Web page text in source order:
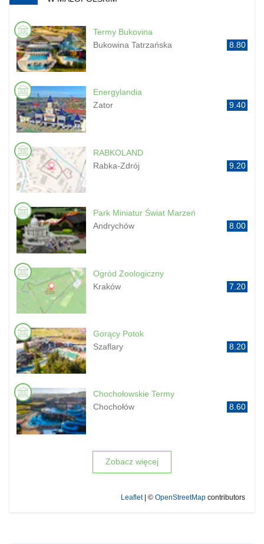
Termy Bukovina
Bukowina Tatrzańska
8.80
Energylandia
Zator
9.40
RABKOLAND
Rabka-Zdrój
9.20
Park Miniatur Świat Marzeń
Andrychów
8.00
Ogród Zoologiczny
Kraków
7.20
Gorący Potok
Szaflary
8.20
Chochołowskie Termy
Chochołów
8.60
Zobacz więcej
Leaflet| © OpenStreetMap contributors